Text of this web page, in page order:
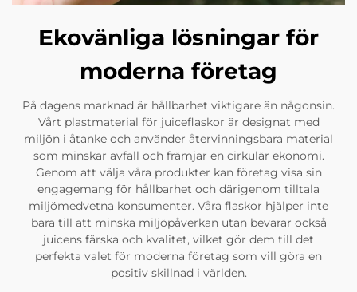
Ekovänliga lösningar för
moderna företag
På dagens marknad är hållbarhet viktigare än någonsin.
Vårt plastmaterial för juiceflaskor är designat med
miljön i åtanke och använder återvinningsbara material
som minskar avfall och främjar en cirkulär ekonomi.
Genom att välja våra produkter kan företag visa sin
engagemang för hållbarhet och därigenom tilltala
miljömedvetna konsumenter. Våra flaskor hjälper inte
bara till att minska miljöpåverkan utan bevarar också
juicens färska och kvalitet, vilket gör dem till det
perfekta valet för moderna företag som vill göra en
positiv skillnad i världen.